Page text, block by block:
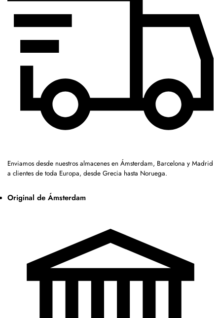
Enviamos desde nuestros almacenes en Ámsterdam, Barcelona y Madrid
a clientes de toda Europa, desde Grecia hasta Noruega.
Original de Ámsterdam